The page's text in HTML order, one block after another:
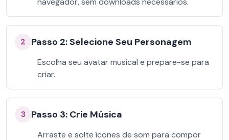
2 Passo 2: Selecione Seu Personagem
Escolha seu avatar musical e prepare-se para
criar.
3 Passo 3: Crie Música
Arraste e solte ícones de som para compor